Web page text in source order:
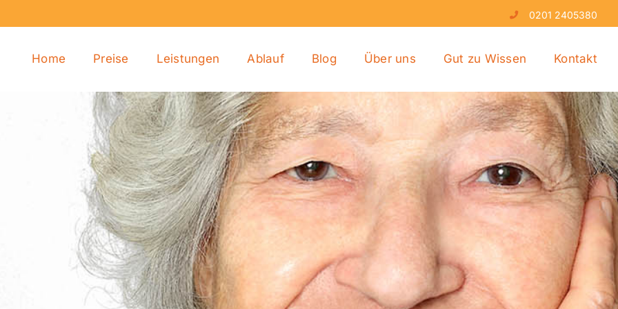
0201 2405380
Home Preise Leistungen Ablauf Blog Über uns Gut zu Wissen Kontakt